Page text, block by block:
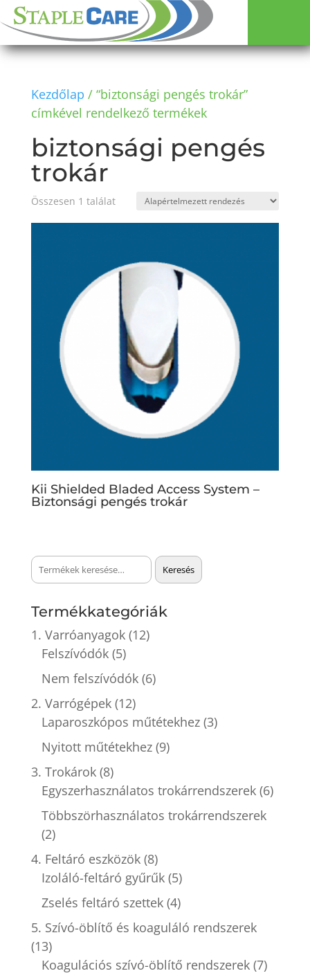
Kezdőlap / “biztonsági pengés trokár”
címkével rendelkező termékek
biztonsági pengés
trokár
Összesen 1 találat
Kii Shielded Bladed Access System –
Biztonsági pengés trokár
Keresés
a
Keresés
Termékkategóriák
1. Varróanyagok (12)
Felszívódók (5)
Nem felszívódók (6)
2. Varrógépek (12)
Laparoszkópos műtétekhez (3)
Nyitott műtétekhez (9)
3. Trokárok (8)
Egyszerhasználatos trokárrendszerek (6)
Többszörhasználatos trokárrendszerek
(2)
4. Feltáró eszközök (8)
Izoláló-feltáró gyűrűk (5)
Zselés feltáró szettek (4)
5. Szívó-öblítő és koaguláló rendszerek
(13)
Koagulációs szívó-öblítő rendszerek (7)